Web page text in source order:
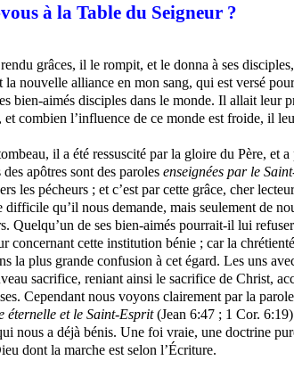
à la Table du Seigneur ?
grâces, il le rompit, et le donna à ses
nouvelle alliance en mon sang, qui est versé
bien-aimés disciples dans le monde. Il allait
combien l’influence de ce monde est froide, il
il a été ressuscité par la gloire du Père,
apôtres sont des paroles enseignées par le
les pécheurs ; et c’est par cette grâce, cher
qu’il nous demande, mais seulement de
de ses bien-aimés pourrait-il lui
cette institution bénie ; car la
plus grande confusion à cet égard. Les uns
sacrifice, reniant ainsi le sacrifice de Christ,
Cependant nous voyons clairement par la
éternelle et le Saint-Esprit(Jean 6:47 ; 1 Cor.
nous a déjà bénis. Une foi vraie, une doctrine
dont la marche est selon l’Écriture.